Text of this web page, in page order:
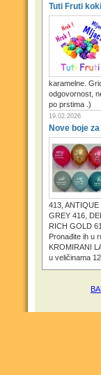
Tuti Fruti
karamelne.
odgovornost,
po prstima .)
19.02.2026
Nove boje za
413,
GREY 416,
RICH GOLD
Pronađite ih u
KROMIRANI
u veličinama